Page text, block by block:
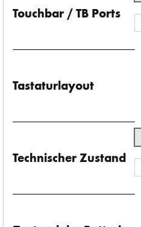
Touchbar / TB Ports
Tastaturlayout
Technischer Zustand